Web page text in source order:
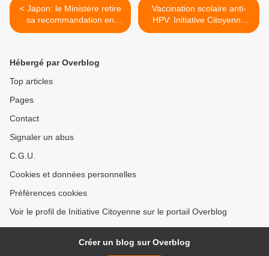
< Japon: le Ministère retire
sa recommandation en
faveur des vaccins HPV
Vaccination scolaire anti-
HPV: Initiative Citoyenne
réécrit aux écoles
Hébergé par Overblog
Top articles
Pages
Contact
Signaler un abus
C.G.U.
Cookies et données personnelles
Préférences cookies
Voir le profil de Initiative Citoyenne sur le portail Overblog
Créer un blog sur Overblog